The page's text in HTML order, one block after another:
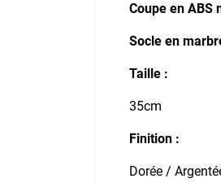
Coupe en ABS
Socle en
Taille :
35cm
Finition :
Dorée /